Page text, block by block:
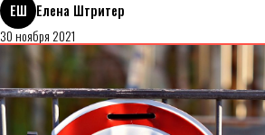
ЕШ Елена Штритер
30 ноября 2021